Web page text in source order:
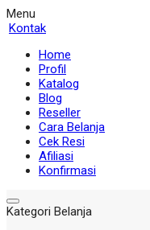
Menu
Kontak
Home
Profil
Katalog
Blog
Reseller
Cara Belanja
Cek Resi
Afiliasi
Konfirmasi
Kategori Belanja